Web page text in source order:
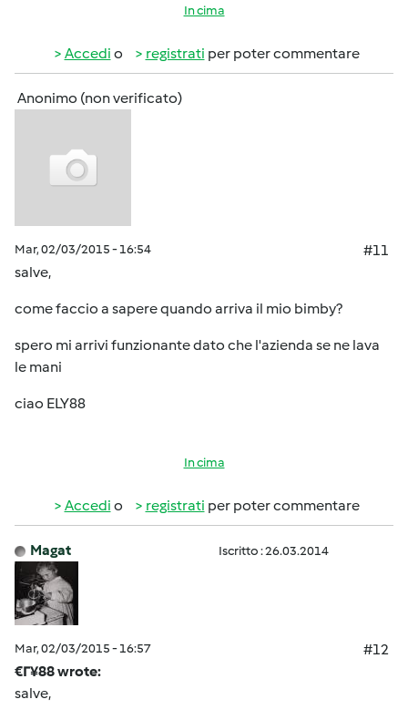
In cima
Accedi o registrati per poter commentare
Anonimo (non verificato)
Mar, 02/03/2015 - 16:54
#11
salve,
come faccio a sapere quando arriva il mio bimby?
spero mi arrivi funzionante dato che l'azienda se ne lava
le mani
ciao ELY88
In cima
Accedi o registrati per poter commentare
Magat Iscritto : 26.03.2014
Mar, 02/03/2015 - 16:57
#12
€Г¥88 wrote:
salve,